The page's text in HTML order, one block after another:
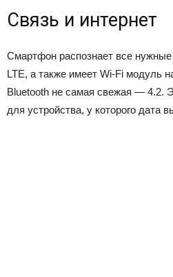
Связь и интернет
Смартфон распознает все
LTE, а также имеет Wi-Fi модуль
Bluetooth не самая свежая — 4.2.
для устройства, у которого дата